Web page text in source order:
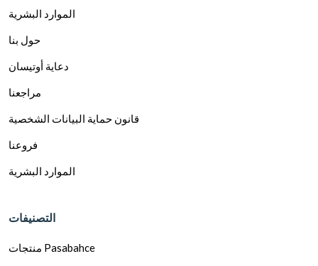
الموارد البشرية
حول بنا
دعاية أوتيسان
مراجعنا
قانون حماية البيانات الشخصية
فروعنا
الموارد البشرية
التصنيفات
منتجات Pasabahce